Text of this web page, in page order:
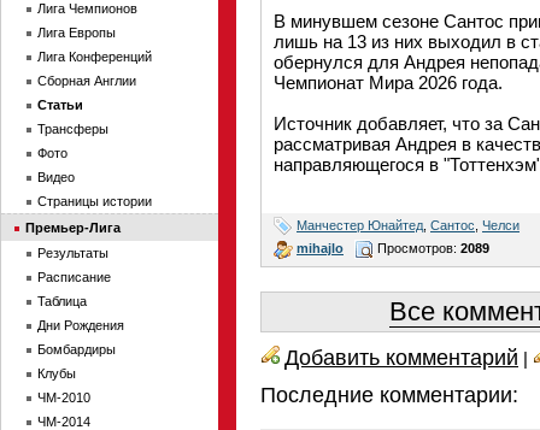
В минувшем сезоне Сантос
лишь на 13 из них выходил в
обернулся для Андрея
Чемпионат Мира 2026 года.
Источник добавляет, что за
рассматривая Андрея в
направляющегося в
Манчестер Юнайтед Сантос Челси
mihajlo
Просмотров: 2089
Все
Добавить комментарий |
Последние комментарии:
Лига Чемпионов
Лига Европы
Лига Конференций
Сборная Англии
Статьи
Трансферы
Фото
Видео
Страницы истории
Премьер-Лига
Результаты
Расписание
Таблица
Дни Рождения
Бомбардиры
Клубы
ЧМ-2010
ЧМ-2014